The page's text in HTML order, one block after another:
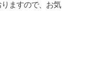
ますので、お気